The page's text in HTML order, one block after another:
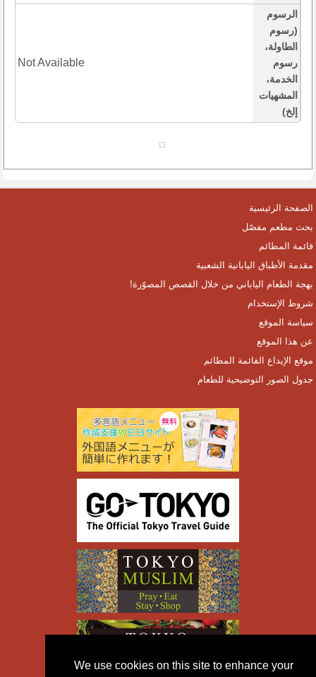
We use cookies on this site to enhance your
الرسوم
(رسوم
الطاولة،
رسوم
الخدمة،
المشهيات
إلخ)
Not Available
الصفحة الرئيسية
بحث مطعم مفصّل
قائمة المطائم
مقدمة الأطباق اليابانية الشعبية
بهجة الطعام الياباني من خلال القصص المصوّرة!
شروط الإستخدام
سياسة الموقع
عن هذا الموقع
موقع الإيداع القائمة المطائم
جدول الصور التوضيحية للطعام